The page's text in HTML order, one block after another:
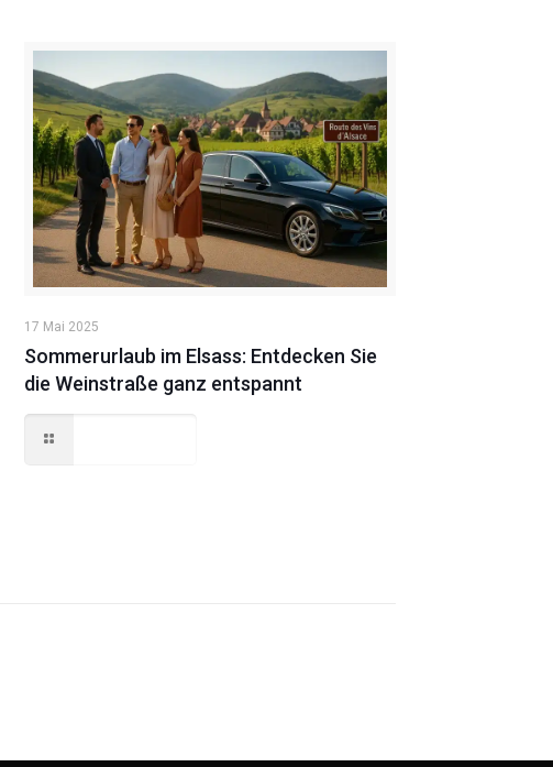
17 Mai 2025
Sommerurlaub im Elsass: Entdecken Sie
die Weinstraße ganz entspannt